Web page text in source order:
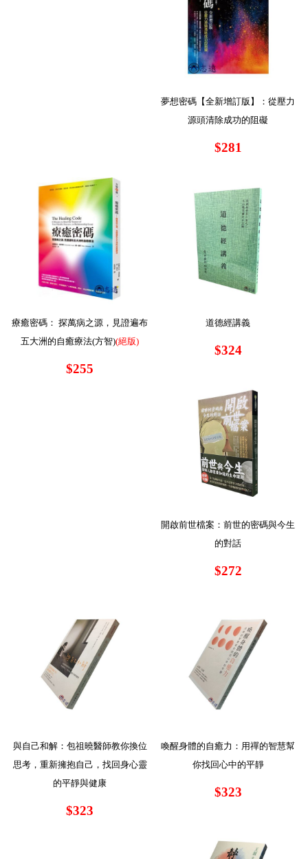
夢想密碼【全新增訂版】：從壓力
源頭清除成功的阻礙
$281
療癒密碼： 探萬病之源，見證遍布
五大洲的自癒療法(方智)(絕版)
$255
道德經講義
$324
開啟前世檔案：前世的密碼與今生
的對話
$272
與自己和解：包祖曉醫師教你換位
思考，重新擁抱自己，找回身心靈
的平靜與健康
$323
喚醒身體的自癒力：用禪的智慧幫
你找回心中的平靜
$323